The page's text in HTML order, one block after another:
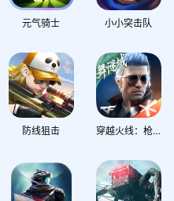
元气骑士 小小突击队
防线狙击 穿越火线：枪战王者